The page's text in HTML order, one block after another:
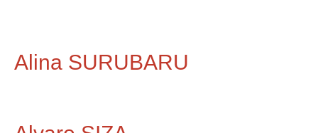
Alina SURUBARU